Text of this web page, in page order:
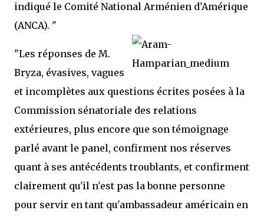
indiqué le Comité National Arménien d'Amérique
(ANCA). "
"Les réponses de M.
Bryza, évasives, vagues
et incomplètes aux questions écrites posées à la
Commission sénatoriale des relations
extérieures, plus encore que son témoignage
parlé avant le panel, confirment nos réserves
quant à ses antécédents troublants, et confirment
clairement qu'il n'est pas la bonne personne
pour servir en tant qu'ambassadeur américain en